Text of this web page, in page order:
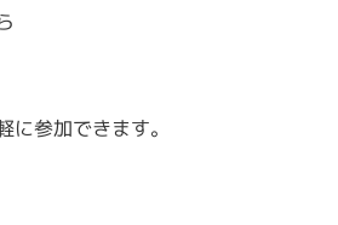
参加できます。